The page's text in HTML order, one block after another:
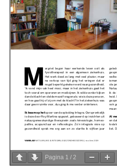
Pagina 1 / 2